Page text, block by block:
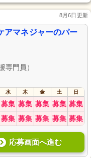
8月6日更新
アマネジャーのパー
専門員）
水 木 金 土 日
募集 募集 募集 募集 募集
募集 募集 募集 募集 募集
応募画面へ進む